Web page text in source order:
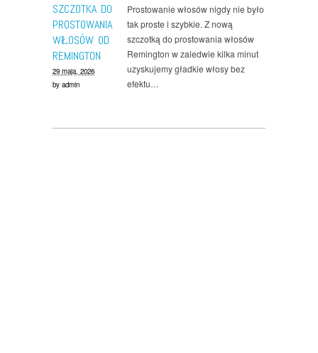
SZCZOTKA DO
PROSTOWANIA
WŁOSÓW OD
REMINGTON
29 maja, 2026
by admin
Prostowanie włosów nigdy nie było
tak proste i szybkie. Z nową
szczotką do prostowania włosów
Remington w zaledwie kilka minut
uzyskujemy gładkie włosy bez
efektu…